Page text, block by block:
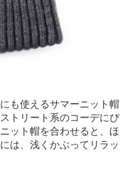
も使えるサマーニット帽
トリート系のコーデにぴ
ット帽を合わせると、ほ
は、浅くかぶってリラッ